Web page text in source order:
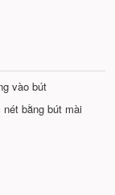
vào bút
bằng bút mài